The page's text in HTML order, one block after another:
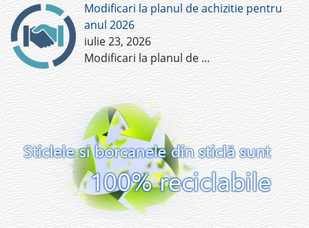
Modificari la planul de achizitie pentru
anul 2026
iulie 23, 2026
Modificari la planul de ...